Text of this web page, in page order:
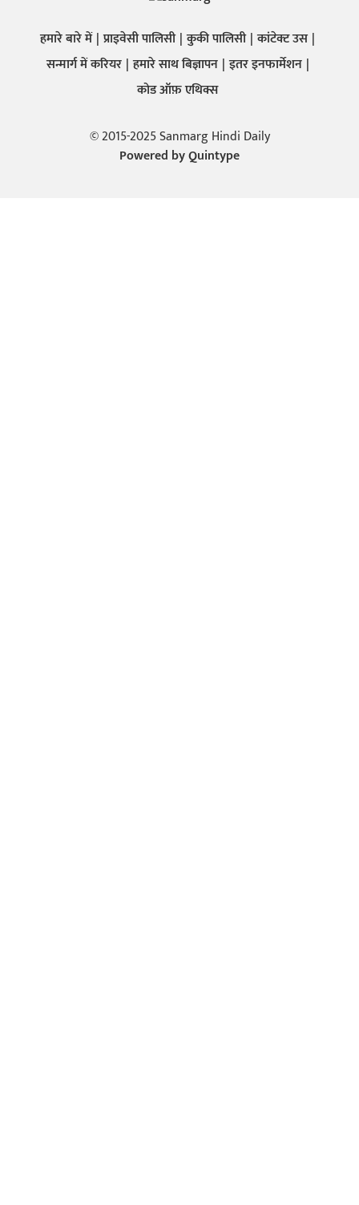
हमारे बारे में प्राइवेसी पालिसी कुकी पालिसी कांटेक्ट उस
सन्मार्ग में करियर हमारे साथ बिज्ञापन इतर इनफार्मेशन
कोड ऑफ़ एथिक्स
© 2015-2025 Sanmarg Hindi Daily
Powered byQuintype